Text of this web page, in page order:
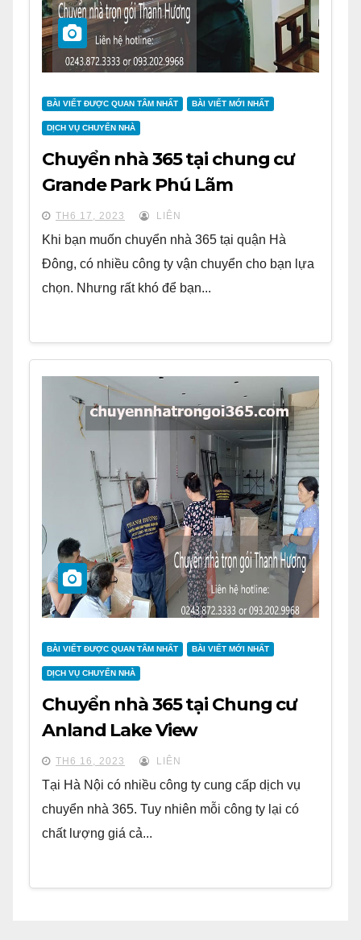
BÀI VIẾT ĐƯỢC QUAN TÂM NHẤT BÀI VIẾT MỚI NHẤT
DỊCH VỤ CHUYỂN NHÀ
Chuyển nhà 365 tại chung cư
Grande Park Phú Lãm
TH6 17, 2023 LIÊN
Khi bạn muốn chuyển nhà 365 tại quận Hà
Đông, có nhiều công ty vận chuyển cho bạn lựa
chọn. Nhưng rất khó để bạn...
BÀI VIẾT ĐƯỢC QUAN TÂM NHẤT BÀI VIẾT MỚI NHẤT
DỊCH VỤ CHUYỂN NHÀ
Chuyển nhà 365 tại Chung cư
Anland Lake View
TH6 16, 2023 LIÊN
Tại Hà Nội có nhiều công ty cung cấp dịch vụ
chuyển nhà 365. Tuy nhiên mỗi công ty lại có
chất lượng giá cả...